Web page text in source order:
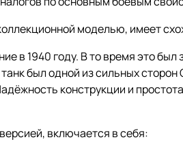
моделью, имеет
в 1940 году. В то время это
был одной из сильных
конструкции и
включается в себя: